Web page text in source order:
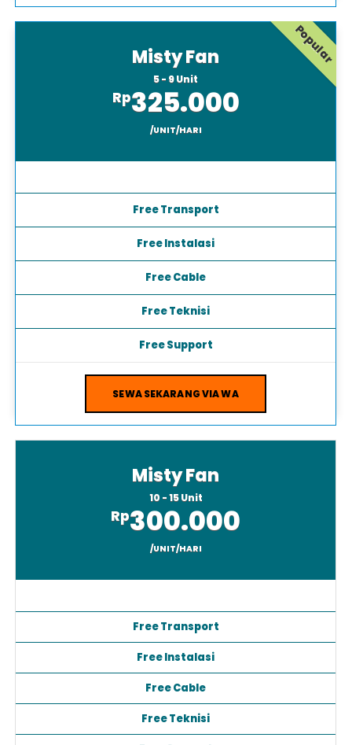
Popular
Misty Fan
5 - 9 Unit
325.000
Free Transport
Free Instalasi
Free Cable
Free Teknisi
Free Support
SEWA SEKARANG VIA WA
Misty Fan
10 - 15 Unit
300.000
Free Transport
Free Instalasi
Free Cable
Free Teknisi